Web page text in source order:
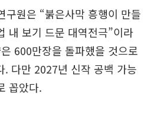
구원은 “붉은사막 흥행이 만들
내 보기 드문 대역전극”이라
600만장을 돌파했을 것으로
. 다만 2027년 신작 공백 가능
꼽았다.